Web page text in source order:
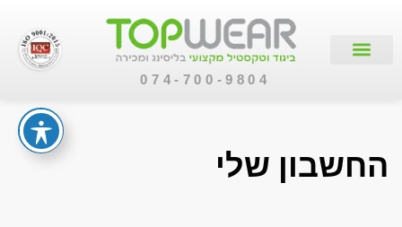
074-700-9804
החשבון שלי